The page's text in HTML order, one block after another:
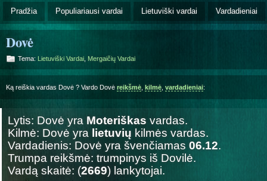
Pradžia Populiariausi vardai Lietuviški vardai Vardadieniai
Dovė
Tema: Lietuviški Vardai Mergaičių Vardai
Ką reiškia vardas Dovė ? Vardo Dovė reikšmė kilmė vardadieniai:
Lytis: Dovė yra Moteriškas vardas.
Kilmė: Dovė yra lietuvių kilmės vardas.
Vardadienis: Dovė yra švenčiamas 06.12.
Trumpa reikšmė: trumpinys iš Dovilė.
Vardą skaitė: (2669) lankytojai.